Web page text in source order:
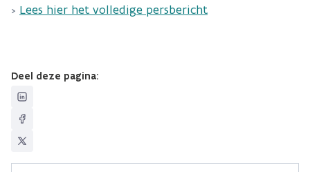
> Lees hier het volledige persbericht
Deel deze pagina: